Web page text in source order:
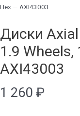
Hex — AXI43003
Диски
1.9 Wheels,
AXI43003
1 260 ₽